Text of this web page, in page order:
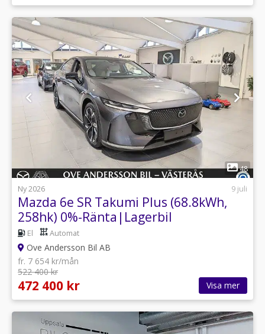
1
48
Ny 2026
9 juli
Mazda 6e SR Takumi Plus (68.8kWh,
258hk) 0%-Ränta|Lagerbil
El Automat
Ove Andersson Bil AB
fr. 7 654 kr/mån
522 400 kr
472 400 kr Visa mer